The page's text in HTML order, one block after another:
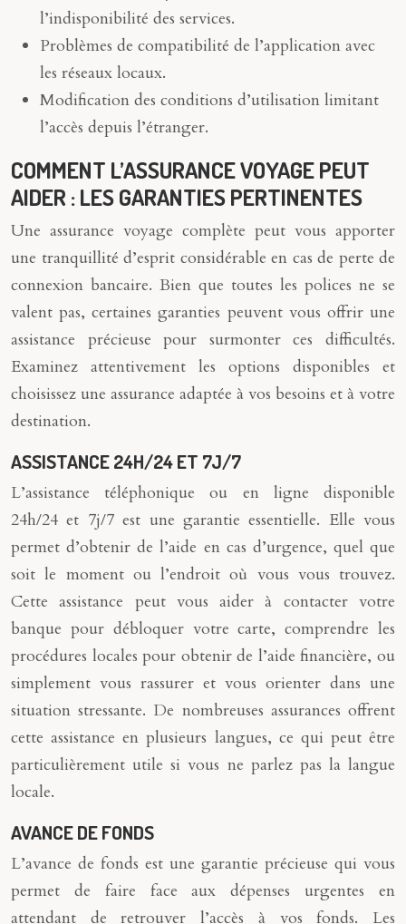
l’indisponibilité des services.
Problèmes de compatibilité de l’application avec
les réseaux locaux.
Modification des conditions d’utilisation limitant
l’accès depuis l’étranger.
COMMENT L’ASSURANCE VOYAGE PEUT
AIDER : LES GARANTIES PERTINENTES
Une assurance voyage complète peut vous apporter
une tranquillité d’esprit considérable en cas de perte de
connexion bancaire. Bien que toutes les polices ne se
valent pas, certaines garanties peuvent vous offrir une
assistance précieuse pour surmonter ces difficultés.
Examinez attentivement les options disponibles et
choisissez une assurance adaptée à vos besoins et à votre
destination.
ASSISTANCE 24H/24 ET 7J/7
L’assistance téléphonique ou en ligne disponible
24h/24 et 7j/7 est une garantie essentielle. Elle vous
permet d’obtenir de l’aide en cas d’urgence, quel que
soit le moment ou l’endroit où vous vous trouvez.
Cette assistance peut vous aider à contacter votre
banque pour débloquer votre carte, comprendre les
procédures locales pour obtenir de l’aide financière, ou
simplement vous rassurer et vous orienter dans une
situation stressante. De nombreuses assurances offrent
cette assistance en plusieurs langues, ce qui peut être
particulièrement utile si vous ne parlez pas la langue
locale.
AVANCE DE FONDS
L’avance de fonds est une garantie précieuse qui vous
permet de faire face aux dépenses urgentes en
attendant de retrouver l’accès à vos fonds. Les